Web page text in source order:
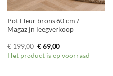
Pot Fleur brons 60 cm /
Magazijn leegverkoop
€199,00 Oorspronkelijke
prijs
was:
€69,00Huidige
is:
Het product is op voorraad